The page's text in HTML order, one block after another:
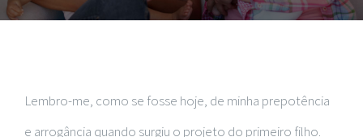
Lembro-me, como se fosse hoje, de minha prepotência
e arrogância quando surgiu o projeto do primeiro filho.